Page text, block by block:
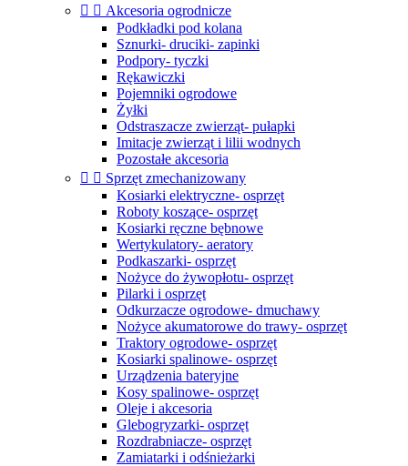
  Akcesoria ogrodnicze
Podkładki pod kolana
Sznurki- druciki- zapinki
Podpory- tyczki
Rękawiczki
Pojemniki ogrodowe
Żyłki
Odstraszacze zwierząt- pułapki
Imitacje zwierząt i lilii wodnych
Pozostałe akcesoria
  Sprzęt zmechanizowany
Kosiarki elektryczne- osprzęt
Roboty koszące- osprzęt
Kosiarki ręczne bębnowe
Wertykulatory- aeratory
Podkaszarki- osprzęt
Nożyce do żywopłotu- osprzęt
Pilarki i osprzęt
Odkurzacze ogrodowe- dmuchawy
Nożyce akumatorowe do trawy- osprzęt
Traktory ogrodowe- osprzęt
Kosiarki spalinowe- osprzęt
Urządzenia bateryjne
Kosy spalinowe- osprzęt
Oleje i akcesoria
Glebogryzarki- osprzęt
Rozdrabniacze- osprzęt
Zamiatarki i odśnieżarki